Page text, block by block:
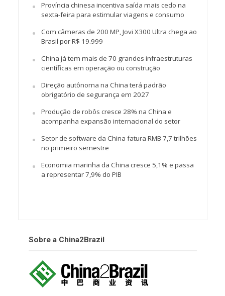
Província chinesa incentiva saída mais cedo na
sexta-feira para estimular viagens e consumo
Com câmeras de 200 MP, Jovi X300 Ultra chega ao
Brasil por R$ 19.999
China já tem mais de 70 grandes infraestruturas
científicas em operação ou construção
Direção autônoma na China terá padrão
obrigatório de segurança em 2027
Produção de robôs cresce 28% na China e
acompanha expansão internacional do setor
Setor de software da China fatura RMB 7,7 trilhões
no primeiro semestre
Economia marinha da China cresce 5,1% e passa
a representar 7,9% do PIB
Sobre a China2Brazil